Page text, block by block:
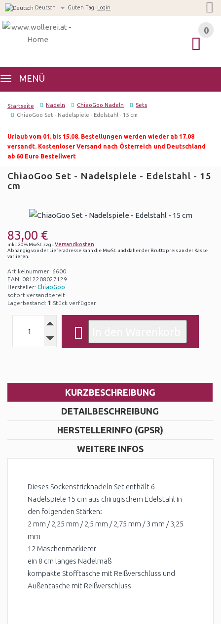
Deutsch Guten Tag Login
0
MENÜ
0
Startseite Nadeln ChiaoGoo Nadeln
Sets
ChiaoGoo Set - Nadelspiele - Edelstahl - 15 cm
Urlaub vom 01. bis 15.08. Bestellungen werden wieder ab 17.08
versandt. Kostenloser Versand nach Österreich und Deutschland
ab 60 Euro Bestellwert
ChiaoGoo Set - Nadelspiele - Edelstahl - 15
cm
83,00 €
inkl. 20% MwSt. zzgl. Versandkosten
Abhängig von der Lieferadresse kann die MwSt. und daher der Bruttopreis an der Kasse
variieren.
Artikelnummer: 6600
EAN: 0812208027129
Hersteller: ChiaoGoo
sofort versandbereit
Lagerbestand: 1 Stück verfügbar
KURZBESCHREIBUNG
DETAILBESCHREIBUNG
HERSTELLERINFO (GPSR)
WEITERE INFOS
Dieses Sockenstricknadeln Set enthält 6
Nadelspiele 15 cm aus chirugischem Edelstahl in
den folgenden Stärken:
2 mm / 2,25 mm / 2,5 mm / 2,75 mm / 3 mm / 3,25
mm
12 Maschenmarkierer
ein 8 cm langes Nadelmaß
kompakte Stofftasche mit Reißverschluss und
Außentasche mit Reißverschluss